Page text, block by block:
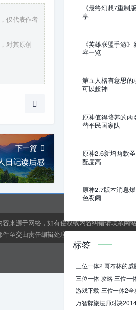
仅代表作者
对其原创
下一篇
日记读后感
《最终幻想7重制
享
《英雄联盟手游
容一览
第五人格有意思的
可以超神
原神值得培养的
替平民国家队
原神2.6新增两款
配度高
原神2.7版本消息
色夜阑
标签
三位一体2 哥布林的威
三位一体 攻略 三位一
游戏下载 三位一体2全
万智牌旅法师对决2014
容来源于网络，如有侵权或内容纠错请联系网
件至交由责任编辑处理。